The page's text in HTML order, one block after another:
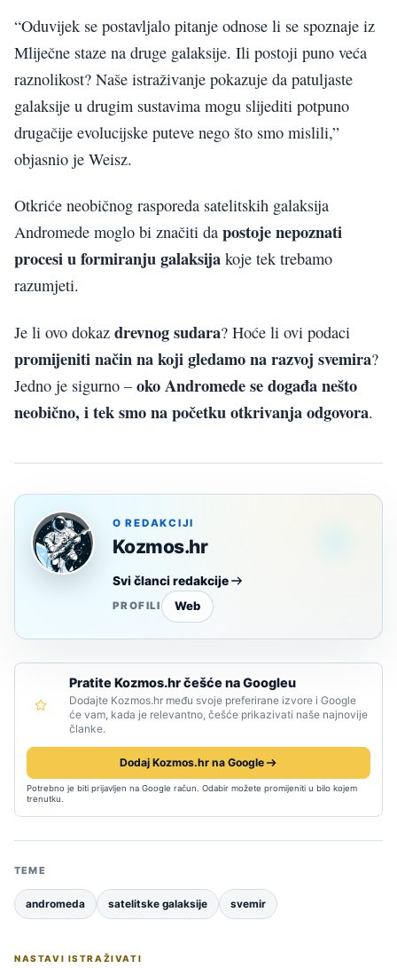
“Oduvijek se postavljalo pitanje odnose li se spoznaje iz
Mliječne staze na druge galaksije. Ili postoji puno veća
raznolikost? Naše istraživanje pokazuje da patuljaste
galaksije u drugim sustavima mogu slijediti potpuno
drugačije evolucijske puteve nego što smo mislili,”
objasnio je Weisz.
Otkriće neobičnog rasporeda satelitskih galaksija
Andromede moglo bi značiti da postoje nepoznati
procesi u formiranju galaksija koje tek trebamo
razumjeti.
Je li ovo dokaz drevnog sudara? Hoće li ovi podaci
promijeniti način na koji gledamo na razvoj svemira?
Jedno je sigurno –oko Andromede se događa nešto
neobično, i tek smo na početku otkrivanja odgovora.
O REDAKCIJI
Kozmos.hr
Svi članci redakcije
PROFILI Web
Pratite Kozmos.hr češće na Googleu
Dodajte Kozmos.hr među svoje preferirane izvore i Google
će vam, kada je relevantno, češće prikazivati naše najnovije
članke.
Dodaj Kozmos.hr na Google
Potrebno je biti prijavljen na Google račun. Odabir možete promijeniti u bilo kojem
trenutku.
TEME
andromeda satelitske galaksije svemir
NASTAVI ISTRAŽIVATI